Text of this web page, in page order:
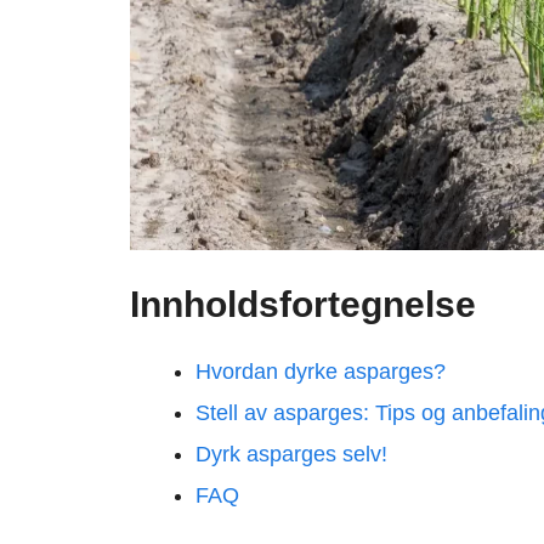
Innholdsfortegnelse
Hvordan dyrke asparges?
Stell av asparges: Tips og
Dyrk asparges selv!
FAQ